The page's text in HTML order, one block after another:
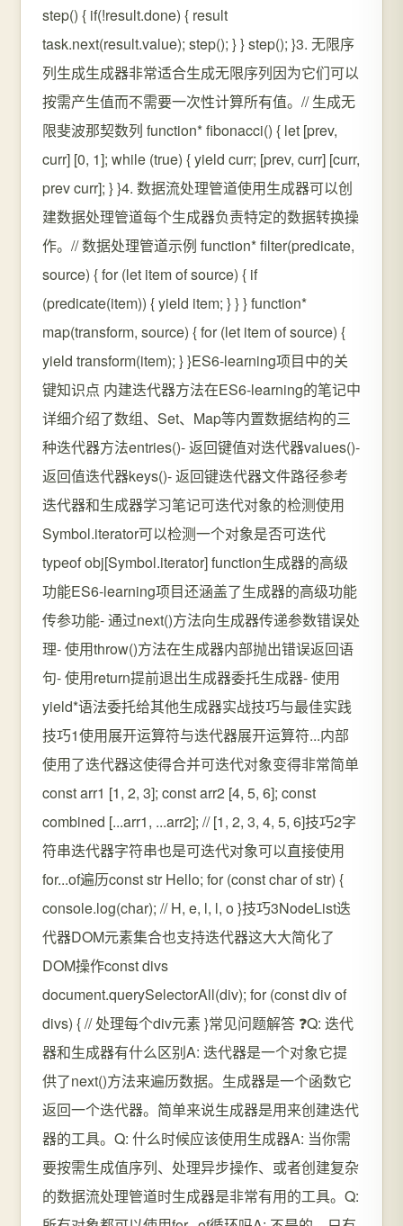
step() { if(!result.done) { result
task.next(result.value); step(); } } step(); }3. 无限序
列生成生成器非常适合生成无限序列因为它们可以
按需产生值而不需要一次性计算所有值。// 生成无
限斐波那契数列 function* fibonacci() { let [prev,
curr] [0, 1]; while (true) { yield curr; [prev, curr] [curr,
prev curr]; } }4. 数据流处理管道使用生成器可以创
建数据处理管道每个生成器负责特定的数据转换操
作。// 数据处理管道示例 function* filter(predicate,
source) { for (let item of source) { if
(predicate(item)) { yield item; } } } function*
map(transform, source) { for (let item of source) {
yield transform(item); } }ES6-learning项目中的关
键知识点 内建迭代器方法在ES6-learning的笔记中
详细介绍了数组、Set、Map等内置数据结构的三
种迭代器方法entries()- 返回键值对迭代器values()-
返回值迭代器keys()- 返回键迭代器文件路径参考
迭代器和生成器学习笔记可迭代对象的检测使用
Symbol.iterator可以检测一个对象是否可迭代
typeof obj[Symbol.iterator] function生成器的高级
功能ES6-learning项目还涵盖了生成器的高级功能
传参功能- 通过next()方法向生成器传递参数错误处
理- 使用throw()方法在生成器内部抛出错误返回语
句- 使用return提前退出生成器委托生成器- 使用
yield*语法委托给其他生成器实战技巧与最佳实践 ️
技巧1使用展开运算符与迭代器展开运算符...内部
使用了迭代器这使得合并可迭代对象变得非常简单
const arr1 [1, 2, 3]; const arr2 [4, 5, 6]; const
combined [...arr1, ...arr2]; // [1, 2, 3, 4, 5, 6]技巧2字
符串迭代器字符串也是可迭代对象可以直接使用
for...of遍历const str Hello; for (const char of str) {
console.log(char); // H, e, l, l, o }技巧3NodeList迭
代器DOM元素集合也支持迭代器这大大简化了
DOM操作const divs
document.querySelectorAll(div); for (const div of
divs) { // 处理每个div元素 }常见问题解答 ❓Q: 迭代
器和生成器有什么区别A: 迭代器是一个对象它提
供了next()方法来遍历数据。生成器是一个函数它
返回一个迭代器。简单来说生成器是用来创建迭代
器的工具。Q: 什么时候应该使用生成器A: 当你需
要按需生成值序列、处理异步操作、或者创建复杂
的数据流处理管道时生成器是非常有用的工具。Q: